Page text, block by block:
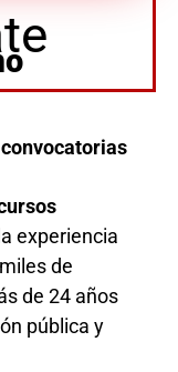
experiencia
de
de 24 años
pública y